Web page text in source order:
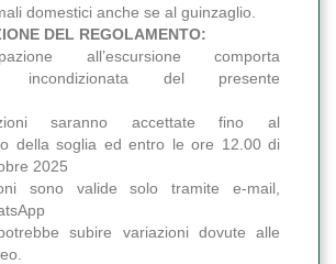
domestici anche se al guinzaglio.
DEL REGOLAMENTO:
all’escursione comporta
incondizionata del presente
saranno accettate fino al
della soglia ed entro le ore 12.00 di
2025
sono valide solo tramite e-mail,
subire variazioni dovute alle